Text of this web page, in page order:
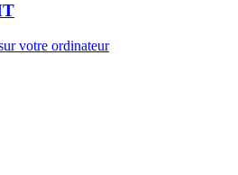
votre ordinateur